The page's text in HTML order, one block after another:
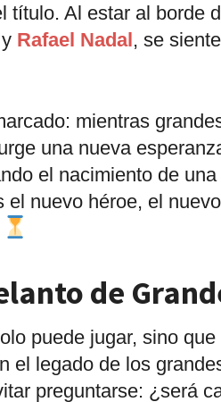
título. Al estar al borde
y Rafael Nadal, se
mientras
una nueva
el nacimiento de
nuevo héroe, el
de
puede jugar, sino
el legado de los
preguntarse: ¿será